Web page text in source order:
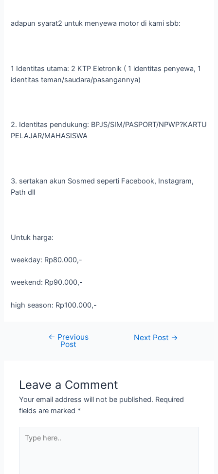
adapun syarat2 untuk menyewa motor di kami sbb:
1 Identitas utama: 2 KTP Eletronik ( 1 identitas penyewa, 1
identitas teman/saudara/pasangannya)
2. Identitas pendukung: BPJS/SIM/PASPORT/NPWP?KARTU
PELAJAR/MAHASISWA
3. sertakan akun Sosmed seperti Facebook, Instagram,
Path dll
Untuk harga:
weekday: Rp80.000,-
weekend: Rp90.000,-
high season: Rp100.000,-
← Previous
Post
Next Post →
Leave a Comment
Your email address will not be published. Required
fields are marked *